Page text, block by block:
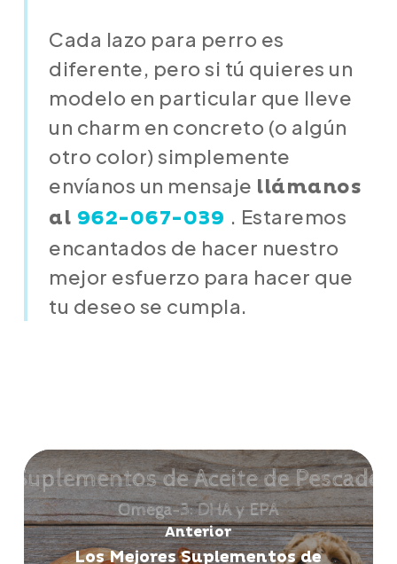
Cada lazo para perro es
diferente, pero si tú quieres un
modelo en particular que lleve
un charm en concreto (o algún
otro color) simplemente
envíanos un mensaje llámanos
al 962-067-039 . Estaremos
encantados de hacer nuestro
mejor esfuerzo para hacer que
tu deseo se cumpla.
Anterior
Los Mejores Suplementos de